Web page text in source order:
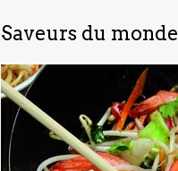
Saveurs du monde